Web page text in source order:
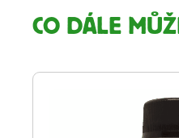
CO DÁLE